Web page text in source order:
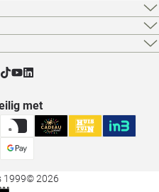
met
1999© 2026